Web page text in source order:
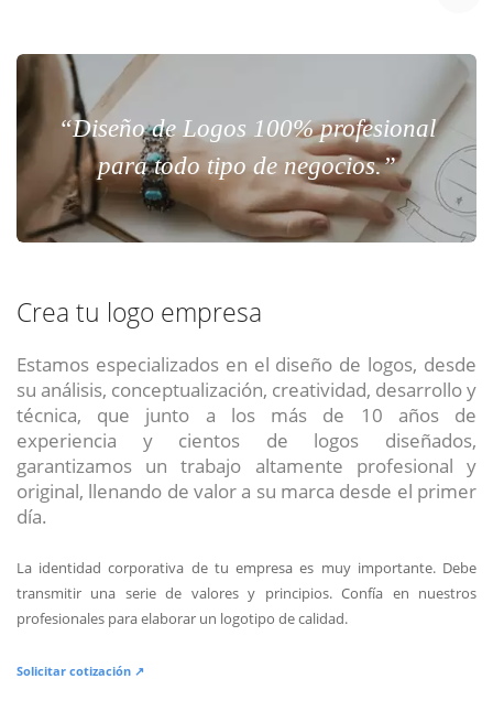
“Diseño de Logos 100% profesional
para todo tipo de negocios.”
Crea tu logo empresa
Estamos especializados en el diseño de logos, desde
su análisis, conceptualización, creatividad, desarrollo y
técnica, que junto a los más de 10 años de
experiencia y cientos de logos diseñados,
garantizamos un trabajo altamente profesional y
original, llenando de valor a su marca desde el primer
día.
La identidad corporativa de tu empresa es muy importante. Debe
transmitir una serie de valores y principios. Confía en nuestros
profesionales para elaborar un logotipo de calidad.
Solicitar cotización ↗